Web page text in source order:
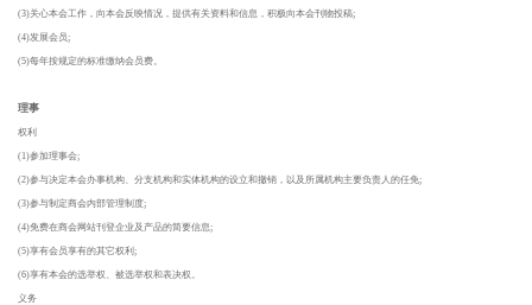
(3)关心本会工作，向本会反映情况，提供有关资料和信息，积极向本会刊物投稿;
(4)发展会员;
(5)每年按规定的标准缴纳会员费。
理事
权利
(1)参加理事会;
(2)参与决定本会办事机构、分支机构和实体机构的设立和撤销，以及所属机构主要负责人的任免;
(3)参与制定商会内部管理制度;
(4)免费在商会网站刊登企业及产品的简要信息;
(5)享有会员享有的其它权利;
(6)享有本会的选举权、被选举权和表决权。
义务